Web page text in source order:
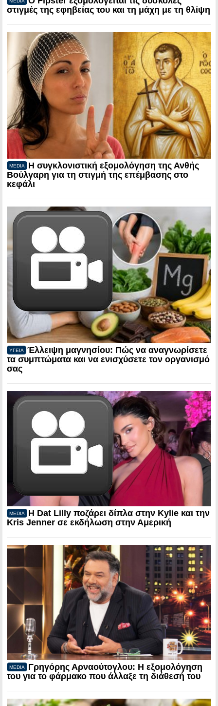
στιγμές της εφηβείας του και τη μάχη με τη θλίψη
MEDIA
Η συγκλονιστική εξομολόγηση της Ανθής
Βούλγαρη για τη στιγμή της επέμβασης στο
κεφάλι
ΥΓΕΙΑ
Έλλειψη μαγνησίου: Πώς να αναγνωρίσετε
τα συμπτώματα και να ενισχύσετε τον οργανισμό
σας
MEDIA
Η Dat Lilly ποζάρει δίπλα στην Kylie και την
Kris Jenner σε εκδήλωση στην Αμερική
MEDIA
Γρηγόρης Αρναούτογλου: Η εξομολόγηση
του για το φάρμακο που άλλαξε τη διάθεσή του